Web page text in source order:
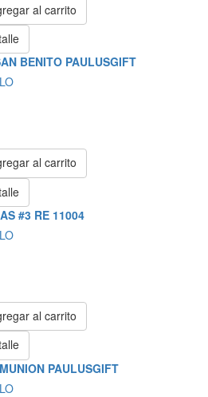
al carrito
BENITO PAULUSGIFT
al carrito
#3 RE 11004
al carrito
PAULUSGIFT